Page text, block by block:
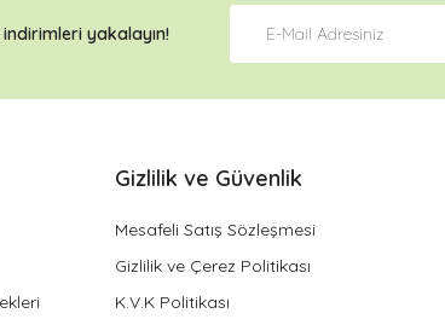
indirimleri yakalayın!
Gizlilik ve Güvenlik
Mesafeli Satış Sözleşmesi
Gizlilik ve Çerez Politikası
K.V.K Politikası